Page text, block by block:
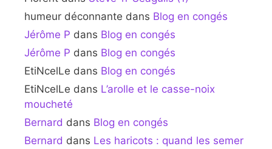
humeur déconnante dans Blog en congés
Jérôme P dans Blog en congés
Jérôme P dans Blog en congés
EtiNcelLe dans Blog en congés
EtiNcelLe dans L’arolle et le casse-noix
moucheté
Bernard dans Blog en congés
Bernard dans Les haricots : quand les semer